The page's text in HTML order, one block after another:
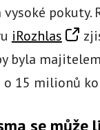
pokuty.
iRozhlas
byla
o 15 milionů
se může